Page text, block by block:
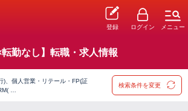
登録 ログイン メニュー
転勤なし】転職・求人情報
)、個人営業・リテール・FP(証
…
検索条件を変更